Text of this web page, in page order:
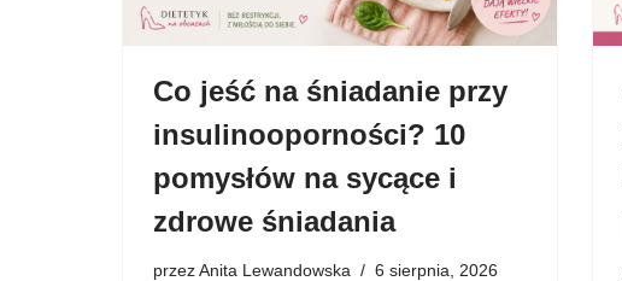
Co jeść na śniadanie przy
insulinooporności? 10
pomysłów na sycące i
zdrowe śniadania
przezAnita Lewandowska 6 sierpnia, 2026